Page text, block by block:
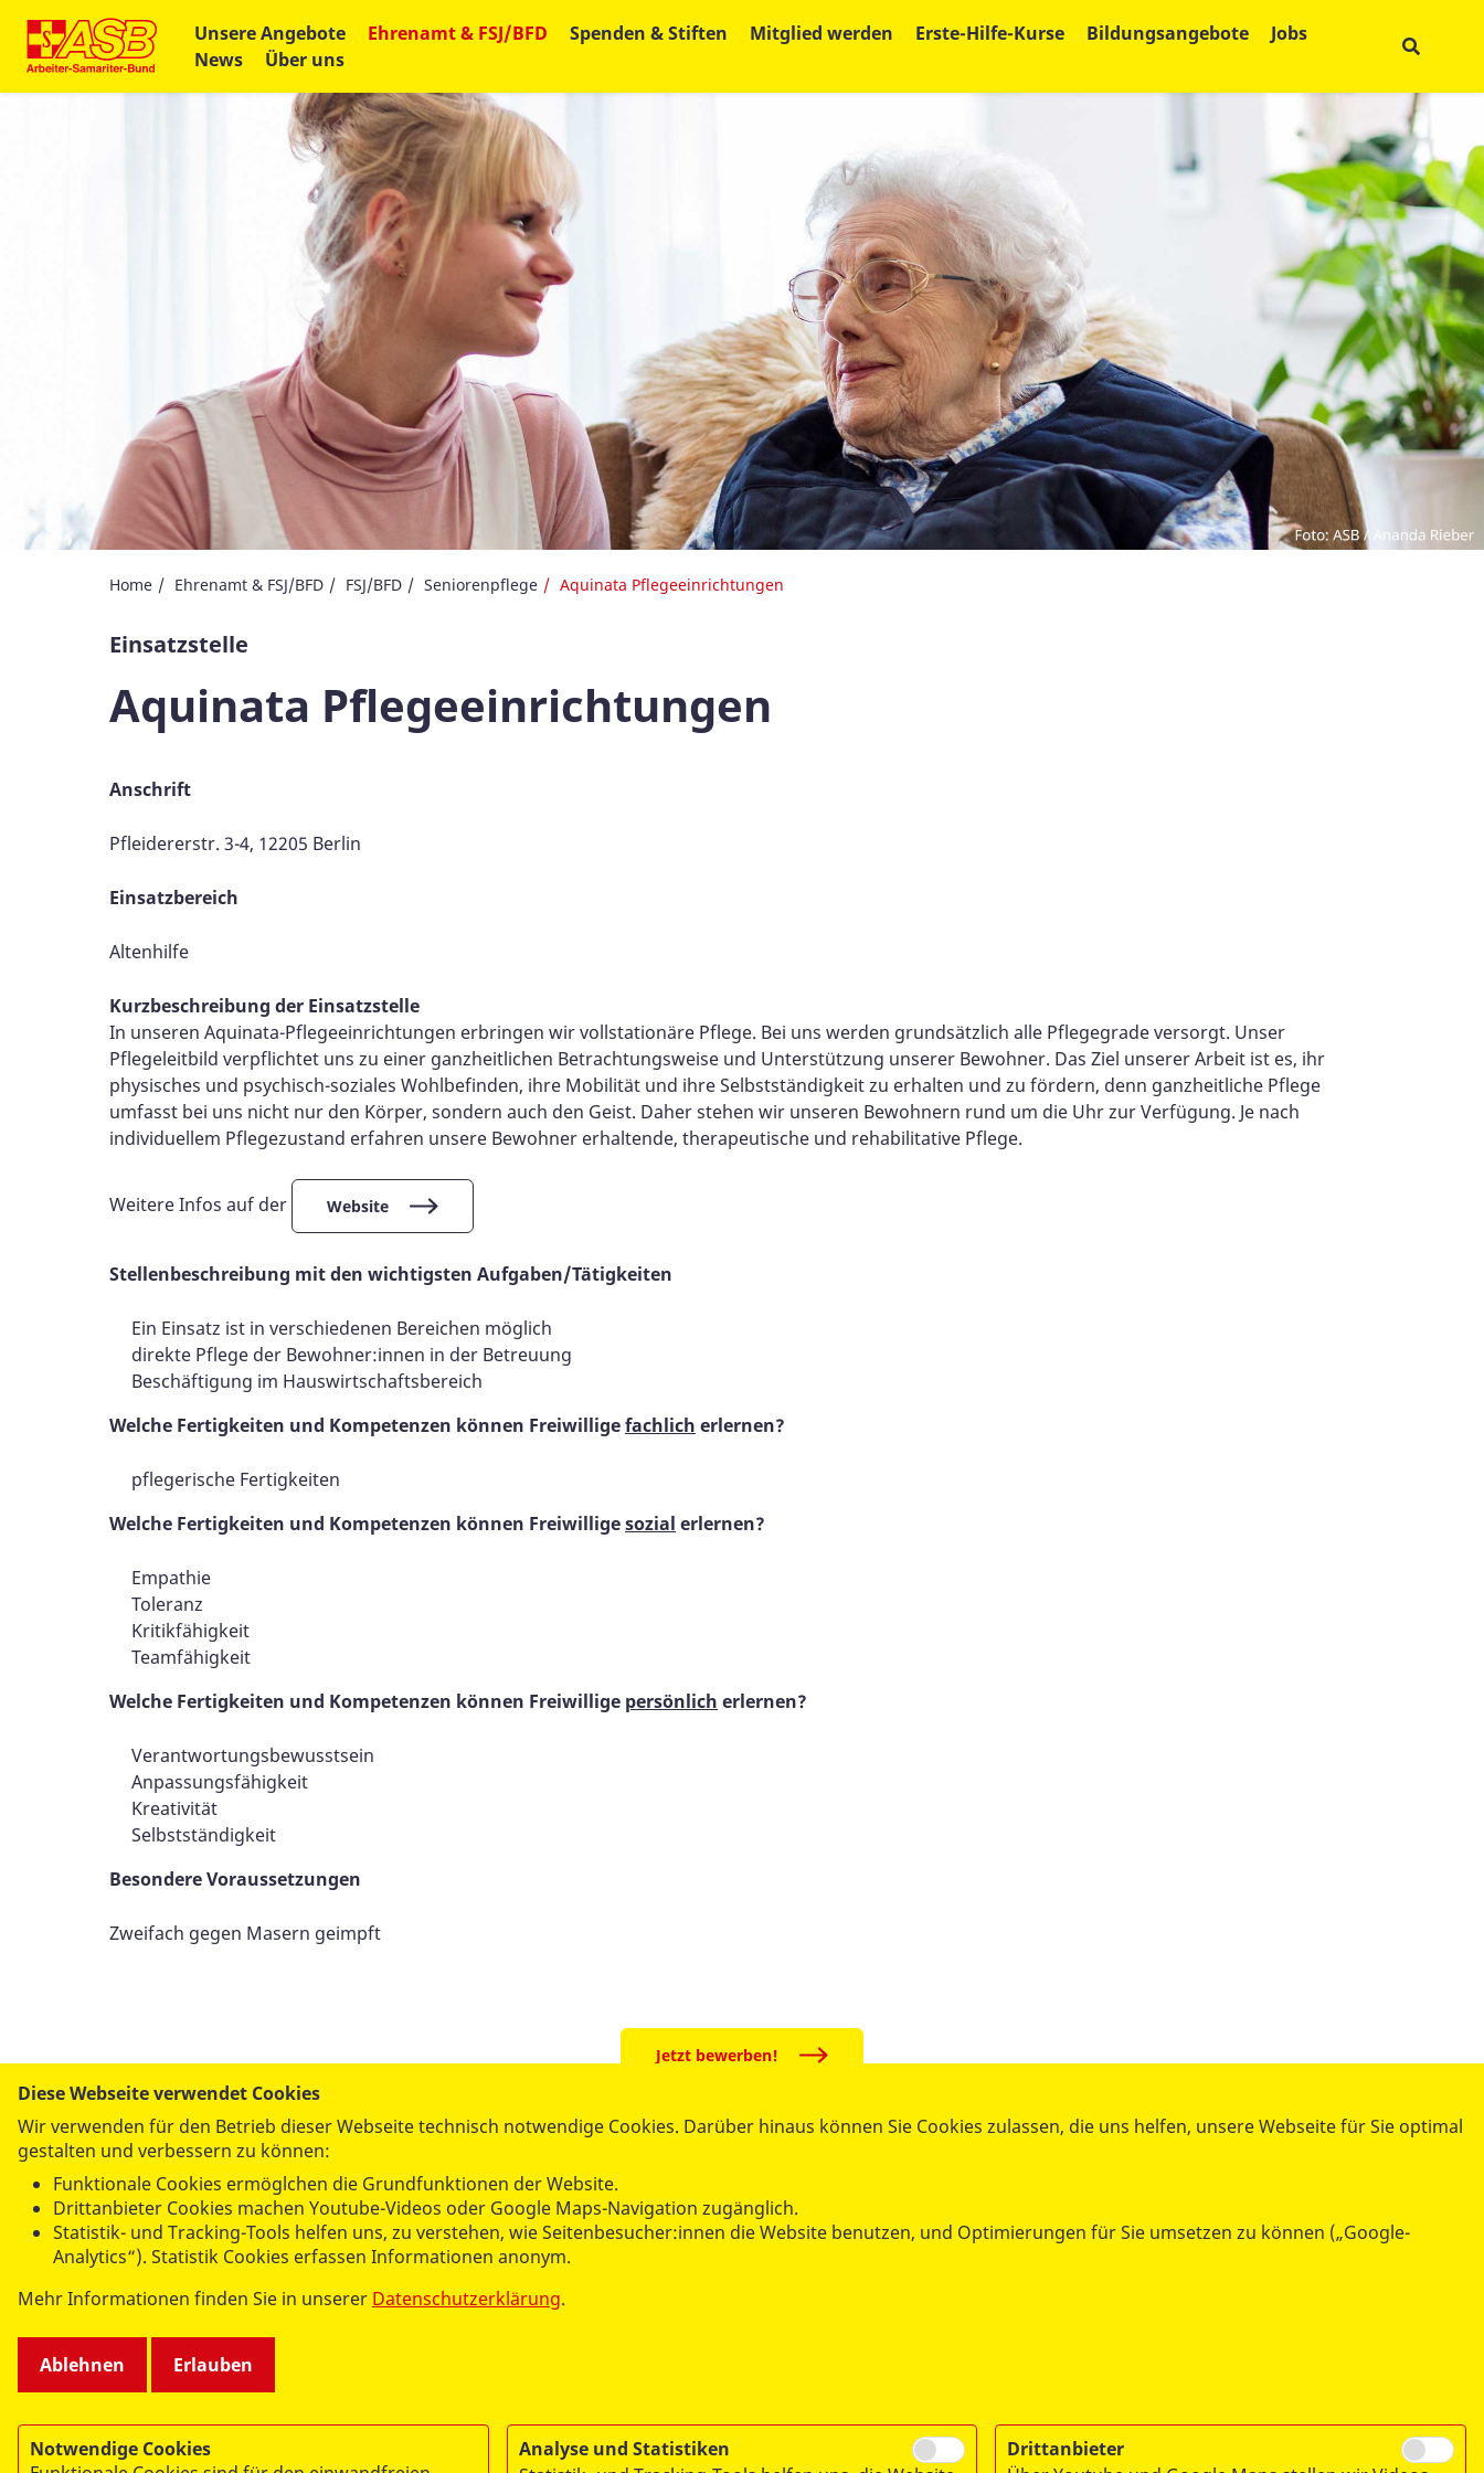
Unsere Angebote Ehrenamt & FSJ/BFD Spenden & Stiften Mitglied werden Erste-Hilfe-Kurse Bildungsangebote
Jobs
News
Über uns
Home Ehrenamt & FSJ/BFD FSJ/BFD Seniorenpflege Aquinata Pflegeeinrichtungen
Einsatzstelle
Aquinata Pflegeeinrichtungen
Anschrift
Pfleidererstr. 3-4, 12205 Berlin
Einsatzbereich
Altenhilfe
Kurzbeschreibung der Einsatzstelle
In unseren Aquinata-Pflegeeinrichtungen erbringen wir vollstationäre Pflege. Bei uns werden grundsätzlich alle Pflegegrade versorgt. Unser
Pflegeleitbild verpflichtet uns zu einer ganzheitlichen Betrachtungsweise und Unterstützung unserer Bewohner. Das Ziel unserer Arbeit ist es, ihr
physisches und psychisch-soziales Wohlbefinden, ihre Mobilität und ihre Selbstständigkeit zu erhalten und zu fördern, denn ganzheitliche Pflege
umfasst bei uns nicht nur den Körper, sondern auch den Geist. Daher stehen wir unseren Bewohnern rund um die Uhr zur Verfügung. Je nach
individuellem Pflegezustand erfahren unsere Bewohner erhaltende, therapeutische und rehabilitative Pflege.
Weitere Infos auf der Website
Stellenbeschreibung mit den wichtigsten Aufgaben/Tätigkeiten
Ein Einsatz ist in verschiedenen Bereichen möglich
direkte Pflege der Bewohner:innen in der Betreuung
Beschäftigung im Hauswirtschaftsbereich
Welche Fertigkeiten und Kompetenzen können Freiwilligefachlich erlernen?
pflegerische Fertigkeiten
Welche Fertigkeiten und Kompetenzen können Freiwilligesozial erlernen?
Empathie
Toleranz
Kritikfähigkeit
Teamfähigkeit
Welche Fertigkeiten und Kompetenzen können Freiwillige persönlich erlernen?
Verantwortungsbewusstsein
Anpassungsfähigkeit
Kreativität
Selbstständigkeit
Besondere Voraussetzungen
Zweifach gegen Masern geimpft
Jetzt bewerben!
Team Freiwilligendienste
Tel.:030 21307-121
fsj@asb-berlin.de
Am Köllnischen Park 1
Diese Webseite verwendet Cookies
Wir verwenden für den Betrieb dieser Webseite technisch notwendige Cookies. Darüber hinaus können Sie Cookies zulassen, die uns helfen, unsere Webseite für Sie optimal
gestalten und verbessern zu können:
Funktionale Cookies ermöglchen die Grundfunktionen der Website.
Drittanbieter Cookies machen Youtube-Videos oder Google Maps-Navigation zugänglich.
Statistik- und Tracking-Tools helfen uns, zu verstehen, wie Seitenbesucher:innen die Website benutzen, und Optimierungen für Sie umsetzen zu können („Google-
Analytics“). Statistik Cookies erfassen Informationen anonym.
Mehr Informationen finden Sie in unserer Datenschutzerklärung.
Ablehnen Erlauben
Notwendige Cookies
Analyse und Statistiken
Drittanbieter